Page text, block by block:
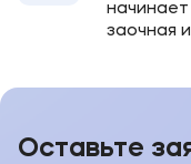
заочная
Оставьте